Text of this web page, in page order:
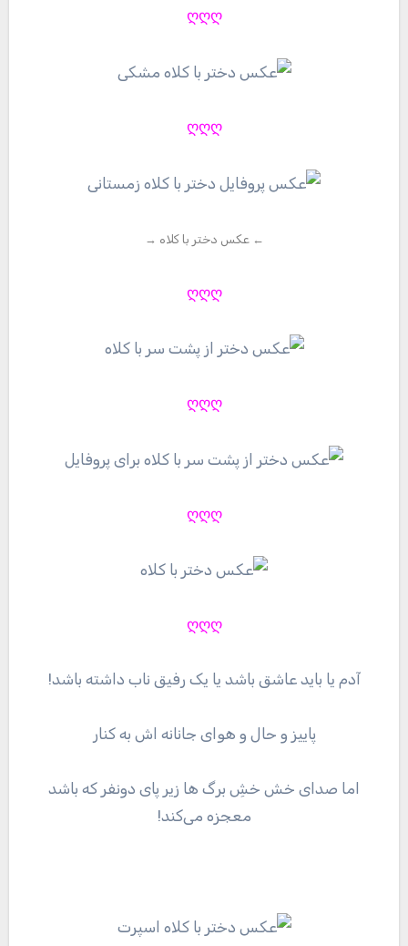
ღღღ
ღღღ
← عکس دختر با کلاه →
ღღღ
ღღღ
ღღღ
ღღღ
آدم یا باید عاشق باشد یا یک رفیق ناب داشته باشد!
پاییز و حال و هوای جانانه اش به کنار
اما صدای خش خشِ برگ ها زیر پای دونفر که باشد
معجزه می‌کند!